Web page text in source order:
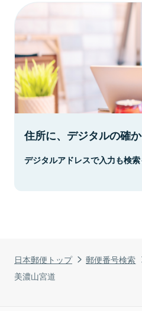
日本郵便トップ 郵便番号検索
美濃山宮道
住所に、デジタルの確か
デジタルアドレスで入力も検索